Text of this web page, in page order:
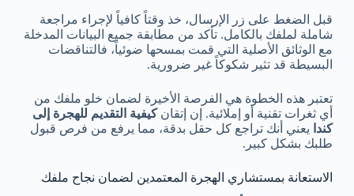
قبل الضغط على زر الإرسال، خذ وقتاً كافياً لإجراء مراجعة
شاملة لملفك بالكامل. تأكد من مطابقة جميع البيانات المدخلة
مع الوثائق الأصلية التي قمت بمسحها ضوئياً، فالتناقضات
البسيطة قد تثير شكوكاً غير ضرورية.
تعتبر هذه الخطوة هي الفرصة الأخيرة لضمان خلو ملفك من
أي ثغرات تقنية أو إملائية. إن إتقانكيفية التقديم للهجرة إلى
كندا يعني أنك تراجع كل حقل بدقة، مما يرفع من فرص قبول
طلبك بشكل كبير.
الاستعانة بمستشاري الهجرة المعتمدين لضمان نجاح ملفك